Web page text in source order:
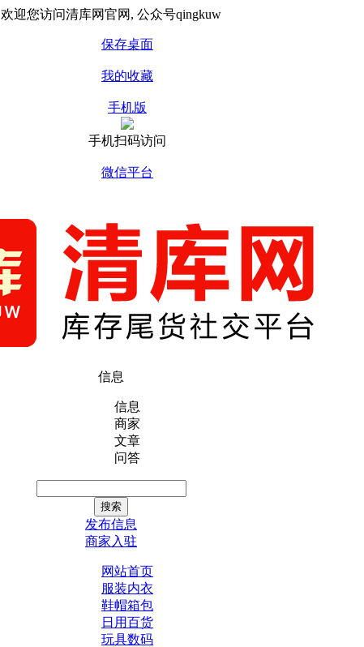
欢迎您访问清库网官网, 公众号qingkuw
保存桌面
我的收藏
手机版
手机扫码访问
微信平台
信息
信息
商家
文章
问答
发布信息
商家入驻
网站首页
服装内衣
鞋帽箱包
日用百货
玩具数码